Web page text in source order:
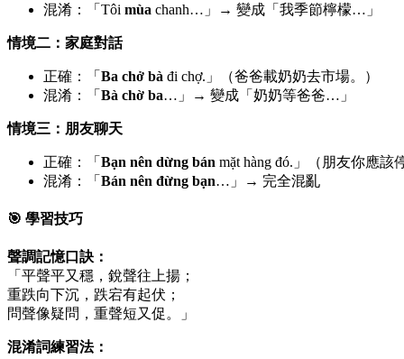
混淆：「Tôi mùa chanh…」→ 變成「我季節檸檬…」
情境二：家庭對話
正確：「 Ba chở bà đi chợ.」（爸爸載奶奶去市場。）
混淆：「 Bà chờ ba…」→ 變成「奶奶等爸爸…」
情境三：朋友聊天
正確：「 Bạn nên dừng bán mặt hàng đó.」（朋友你應該
混淆：「 Bán nên đừng bạn…」→ 完全混亂
🎯 學習技巧
聲調記憶口訣：
「平聲平又穩，銳聲往上揚；
重跌向下沉，跌宕有起伏；
問聲像疑問，重聲短又促。」
混淆詞練習法：